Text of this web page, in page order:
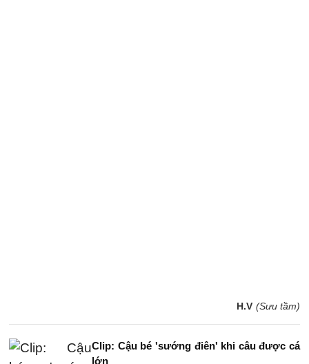
H.V (Sưu tầm)
Clip: Cậu bé 'sướng điên' khi câu được cá
lớn